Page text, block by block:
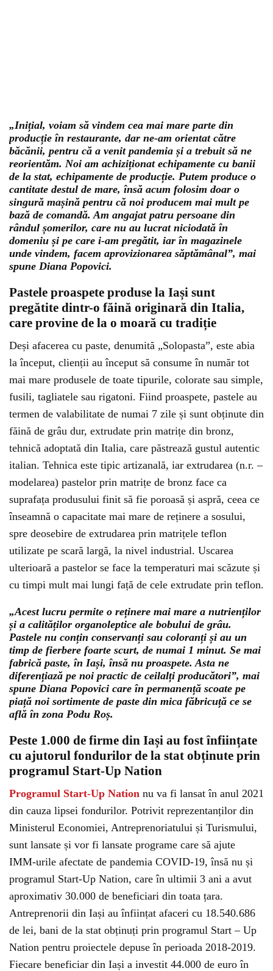
„Inițial, voiam să vindem cea mai mare parte din
producție în restaurante, dar ne-am orientat către
băcănii, pentru că a venit pandemia și a trebuit să ne
reorientăm. Noi am achiziționat echipamente cu banii
de la stat, echipamente de producție. Putem produce o
cantitate destul de mare, însă acum folosim doar o
singură mașină pentru că noi producem mai mult pe
bază de comandă. Am angajat patru persoane din
rândul șomerilor, care nu au lucrat niciodată în
domeniu și pe care i-am pregătit, iar în magazinele
unde vindem, facem aprovizionarea săptămânal”, mai
spune Diana Popovici.
Pastele proaspete produse la Iași sunt
pregătite dintr-o făină originară din Italia,
care provine de la o moară cu tradiție
Deși afacerea cu paste, denumită „Solopasta”, este abia
la început, clienții au început să consume în număr tot
mai mare produsele de toate tipurile, colorate sau simple,
fusili, tagliatele sau rigatoni. Fiind proaspete, pastele au
termen de valabilitate de numai 7 zile și sunt obținute din
făină de grâu dur, extrudate prin matrițe din bronz,
tehnică adoptată din Italia, care păstrează gustul autentic
italian. Tehnica este tipic artizanală, iar extrudarea (n.r. –
modelarea) pastelor prin matrițe de bronz face ca
suprafața produsului finit să fie poroasă și aspră, ceea ce
înseamnă o capacitate mai mare de reținere a sosului,
spre deosebire de extrudarea prin matrițele teflon
utilizate pe scară largă, la nivel industrial. Uscarea
ulterioară a pastelor se face la temperaturi mai scăzute și
cu timpi mult mai lungi față de cele extrudate prin teflon.
„Acest lucru permite o reținere mai mare a nutrienților
și a calităților organoleptice ale bobului de grâu.
Pastele nu conțin conservanți sau coloranți și au un
timp de fierbere foarte scurt, de numai 1 minut. Se mai
fabrică paste, în Iași, însă nu proaspete. Asta ne
diferențiază pe noi practic de ceilalți producători”, mai
spune Diana Popovici care în permanență scoate pe
piață noi sortimente de paste din mica făbricuță ce se
află în zona Podu Roș.
Peste 1.000 de firme din Iași au fost înființate
cu ajutorul fondurilor de la stat obținute prin
programul Start-Up Nation
Programul Start-Up Nation nu va fi lansat în anul 2021
din cauza lipsei fondurilor. Potrivit reprezentanților din
Ministerul Economiei, Antreprenoriatului și Turismului,
sunt lansate și vor fi lansate programe care să ajute
IMM-urile afectate de pandemia COVID-19, însă nu și
programul Start-Up Nation, care în ultimii 3 ani a avut
aproximativ 30.000 de beneficiari din toata țara.
Antreprenorii din Iași au înființat afaceri cu 18.540.686
de lei, bani de la stat obținuți prin programul Start – Up
Nation pentru proiectele depuse în perioada 2018-2019.
Fiecare beneficiar din Iași a investit 44.000 de euro în